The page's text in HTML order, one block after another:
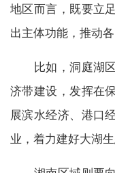
地区而言，既要立
出主体功能，推动
比如，洞庭湖区
济带建设，发挥在
展滨水经济、港口
业，着力建好大湖生